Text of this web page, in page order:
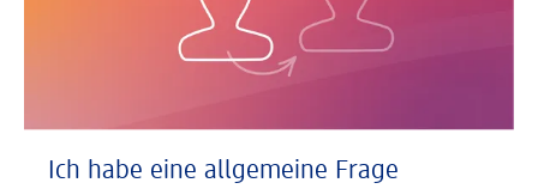
Ich habe eine allgemeine Frage